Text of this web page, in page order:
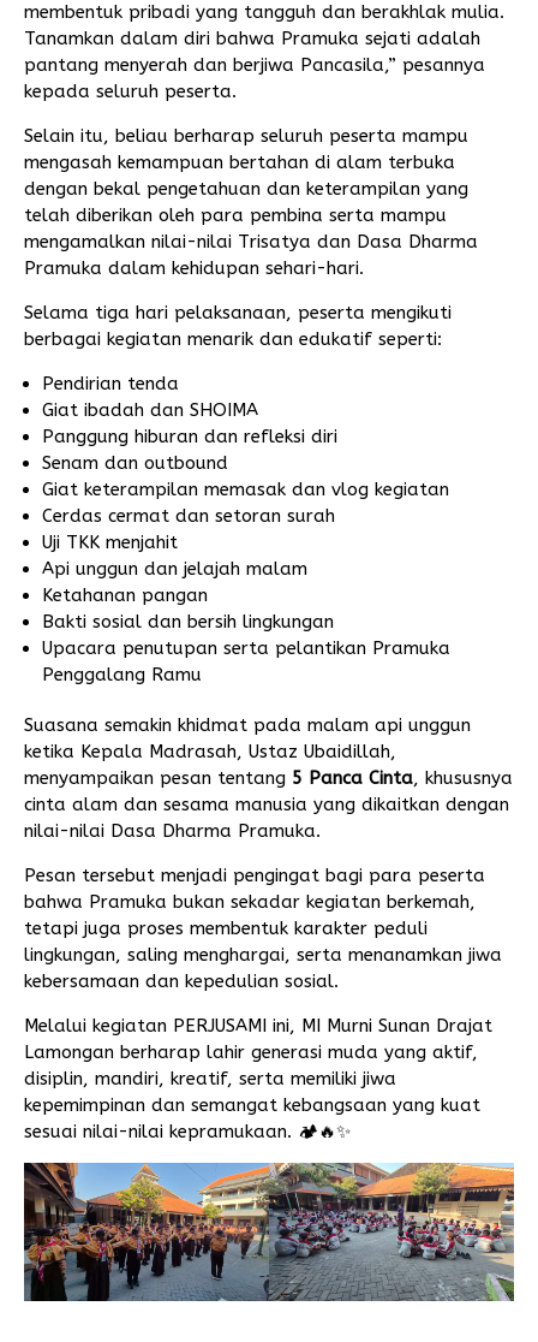
membentuk pribadi yang tangguh dan berakhlak mulia.
Tanamkan dalam diri bahwa Pramuka sejati adalah
pantang menyerah dan berjiwa Pancasila,” pesannya
kepada seluruh peserta.
Selain itu, beliau berharap seluruh peserta mampu
mengasah kemampuan bertahan di alam terbuka
dengan bekal pengetahuan dan keterampilan yang
telah diberikan oleh para pembina serta mampu
mengamalkan nilai-nilai Trisatya dan Dasa Dharma
Pramuka dalam kehidupan sehari-hari.
Selama tiga hari pelaksanaan, peserta mengikuti
berbagai kegiatan menarik dan edukatif seperti:
Pendirian tenda
Giat ibadah dan SHOIMA
Panggung hiburan dan refleksi diri
Senam dan outbound
Giat keterampilan memasak dan vlog kegiatan
Cerdas cermat dan setoran surah
Uji TKK menjahit
Api unggun dan jelajah malam
Ketahanan pangan
Bakti sosial dan bersih lingkungan
Upacara penutupan serta pelantikan Pramuka
Penggalang Ramu
Suasana semakin khidmat pada malam api unggun
ketika Kepala Madrasah, Ustaz Ubaidillah,
menyampaikan pesan tentang 5 Panca Cinta, khususnya
cinta alam dan sesama manusia yang dikaitkan dengan
nilai-nilai Dasa Dharma Pramuka.
Pesan tersebut menjadi pengingat bagi para peserta
bahwa Pramuka bukan sekadar kegiatan berkemah,
tetapi juga proses membentuk karakter peduli
lingkungan, saling menghargai, serta menanamkan jiwa
kebersamaan dan kepedulian sosial.
Melalui kegiatan PERJUSAMI ini, MI Murni Sunan Drajat
Lamongan berharap lahir generasi muda yang aktif,
disiplin, mandiri, kreatif, serta memiliki jiwa
kepemimpinan dan semangat kebangsaan yang kuat
sesuai nilai-nilai kepramukaan. 🏕️🔥✨